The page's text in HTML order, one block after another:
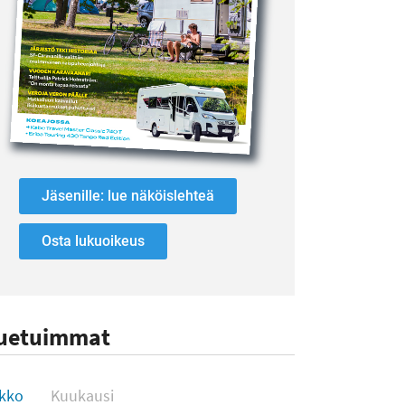
Jäsenille: lue näköislehteä
Osta lukuoikeus
Kuukausi